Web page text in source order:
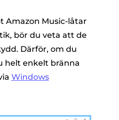
Amazon Music-låtar
bör du veta att de
Därför, om du
helt enkelt bränna
Windows